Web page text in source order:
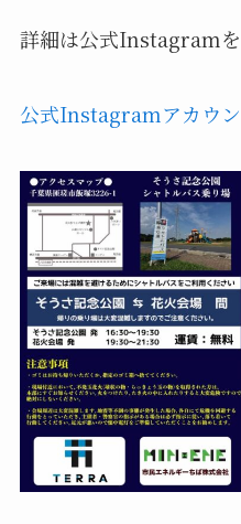
詳細は公式Instagramを
公式Instagramアカウン